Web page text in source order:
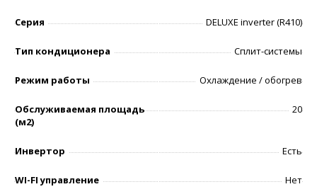
Серия DELUXE inverter (R410)
Тип кондиционера Сплит-системы
Режим работы Охлаждение / обогрев
Обслуживаемая площадь
(м2)
20
Инвертор Есть
WI-FI управление Нет